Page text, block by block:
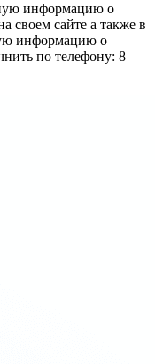
информацию о
своем сайте а также в
информацию о
по телефону: 8